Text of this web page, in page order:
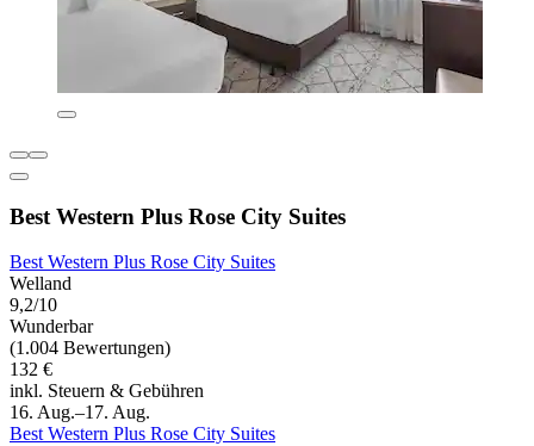
Best Western Plus Rose City Suites
Best Western Plus Rose City Suites
Welland
9,2/10
Wunderbar
(1.004 Bewertungen)
132 €
inkl. Steuern & Gebühren
16. Aug.–17. Aug.
Best Western Plus Rose City Suites